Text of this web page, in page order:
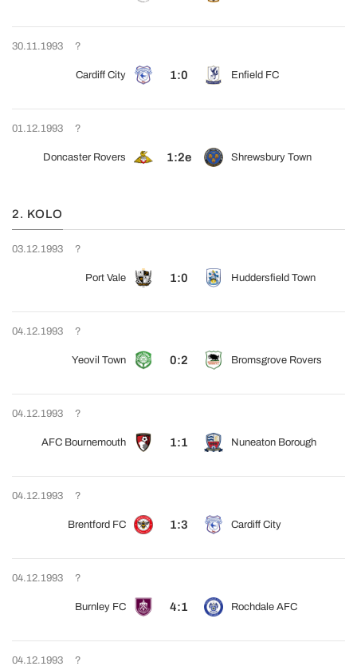
30.11.1993 ?
Cardiff City 1:0 Enfield FC
01.12.1993 ?
Doncaster Rovers 1:2e Shrewsbury Town
2. KOLO
03.12.1993 ?
Port Vale 1:0 Huddersfield Town
04.12.1993 ?
Yeovil Town 0:2 Bromsgrove Rovers
04.12.1993 ?
AFC Bournemouth 1:1 Nuneaton Borough
04.12.1993 ?
Brentford FC 1:3 Cardiff City
04.12.1993 ?
Burnley FC 4:1 Rochdale AFC
04.12.1993 ?